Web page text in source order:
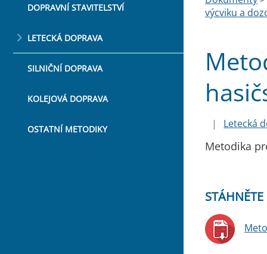
DOPRAVNÍ STAVITELSTVÍ
LETECKÁ DOPRAVA
SILNIČNÍ DOPRAVA
KOLEJOVÁ DOPRAVA
OSTATNÍ METODIKY
výcviku a
| Letecká
Metodika
STÁHNĚTE